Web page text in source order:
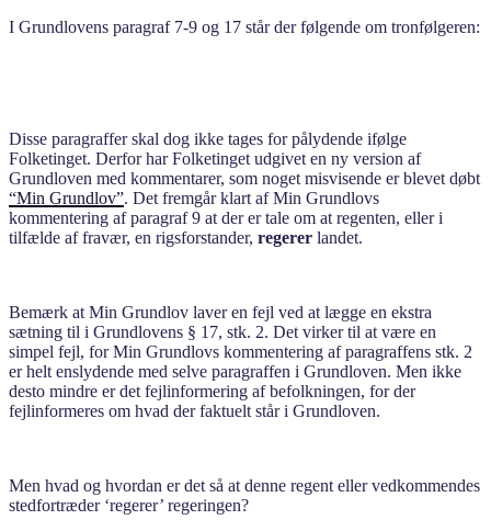
I Grundlovens paragraf 7-9 og 17 står der følgende om tronfølgeren:
Disse paragraffer skal dog ikke tages for pålydende ifølge
Folketinget. Derfor har Folketinget udgivet en ny version af
Grundloven med kommentarer, som noget misvisende er blevet døbt
“Min Grundlov”. Det fremgår klart af Min Grundlovs
kommentering af paragraf 9 at der er tale om at regenten, eller i
tilfælde af fravær, en rigsforstander, regerer landet.
Bemærk at Min Grundlov laver en fejl ved at lægge en ekstra
sætning til i Grundlovens § 17, stk. 2. Det virker til at være en
simpel fejl, for Min Grundlovs kommentering af paragraffens stk. 2
er helt enslydende med selve paragraffen i Grundloven. Men ikke
desto mindre er det fejlinformering af befolkningen, for der
fejlinformeres om hvad der faktuelt står i Grundloven.
Men hvad og hvordan er det så at denne regent eller vedkommendes
stedfortræder ‘regerer’ regeringen?